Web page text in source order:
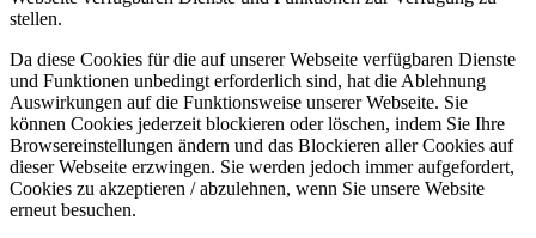
stellen.
Da diese Cookies für die auf unserer Webseite verfügbaren Dienste
und Funktionen unbedingt erforderlich sind, hat die Ablehnung
Auswirkungen auf die Funktionsweise unserer Webseite. Sie
können Cookies jederzeit blockieren oder löschen, indem Sie Ihre
Browsereinstellungen ändern und das Blockieren aller Cookies auf
dieser Webseite erzwingen. Sie werden jedoch immer aufgefordert,
Cookies zu akzeptieren / abzulehnen, wenn Sie unsere Website
erneut besuchen.